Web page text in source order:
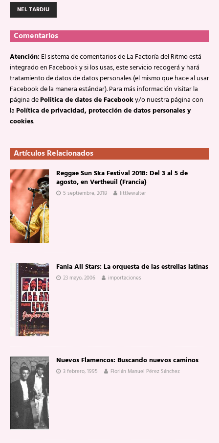
NEL TARDIU
Comentarios
Atención:El sistema de comentarios de La Factoría del Ritmo está
integrado en Facebook y si los usas, este servicio recogerá y hará
tratamiento de datos de datos personales (el mismo que hace al usar
Facebook de la manera estándar). Para más información visitar la
página dePolitica de datos de Facebooky/o nuestra página con
laPolítica de privacidad, protección de datos personales y
cookies.
Artículos Relacionados
Reggae Sun Ska Festival 2018: Del 3 al 5 de
agosto, en Vertheuil (Francia)
5 septiembre, 2018 littlewalter
Fania All Stars: La orquesta de las estrellas latinas
23 mayo, 2006 importaciones
Nuevos Flamencos: Buscando nuevos caminos
3 febrero, 1995 Florián Manuel Pérez Sánchez